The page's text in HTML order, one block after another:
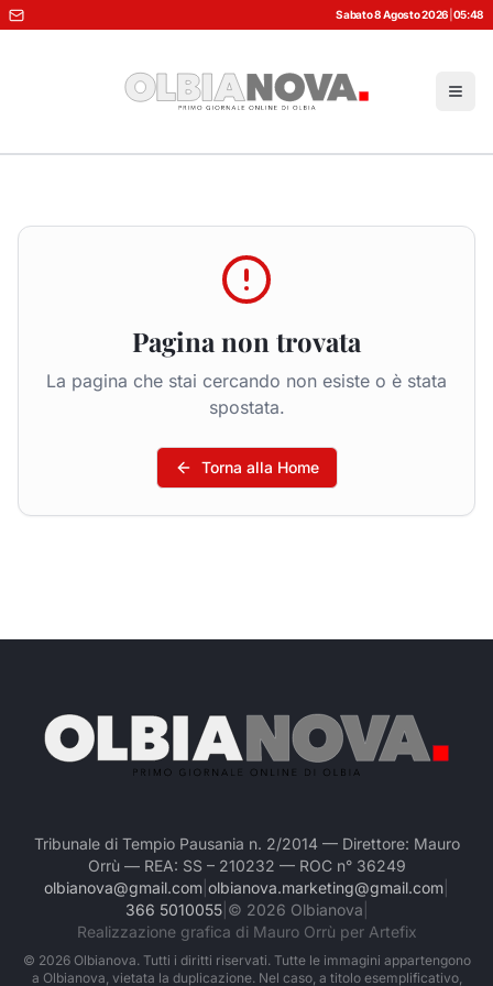
Sabato 8 Agosto 2026 05:48
Pagina non trovata
La pagina che stai cercando non esiste o è stata
spostata.
Torna alla Home
Tribunale di Tempio Pausania n. 2/2014 — Direttore: Mauro
Orrù — REA: SS – 210232 — ROC n° 36249
olbianova@gmail.com olbianova.marketing@gmail.com
366 5010055| © 2026 Olbianova
Realizzazione grafica di Mauro Orrù per Artefix
© 2026Olbianova. Tutti i diritti riservati. Tutte le immagini appartengono
a Olbianova, vietata la duplicazione. Nel caso, a titolo esemplificativo,